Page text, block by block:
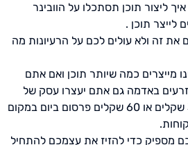
ליצור תוכן תסתכלו על הוובינר
את זה ולא עולים לכם על הרעיונות מה
מייצרים כמה שיותר תוכן ואם אתם
זרעים באדמה גם אתם יעצרו עסק של
מכירות של מליונים עם 30 שקלים או 60 שקלים פרסום ביום במקום
מספיק כדי להזיז את עצמכם להתחיל